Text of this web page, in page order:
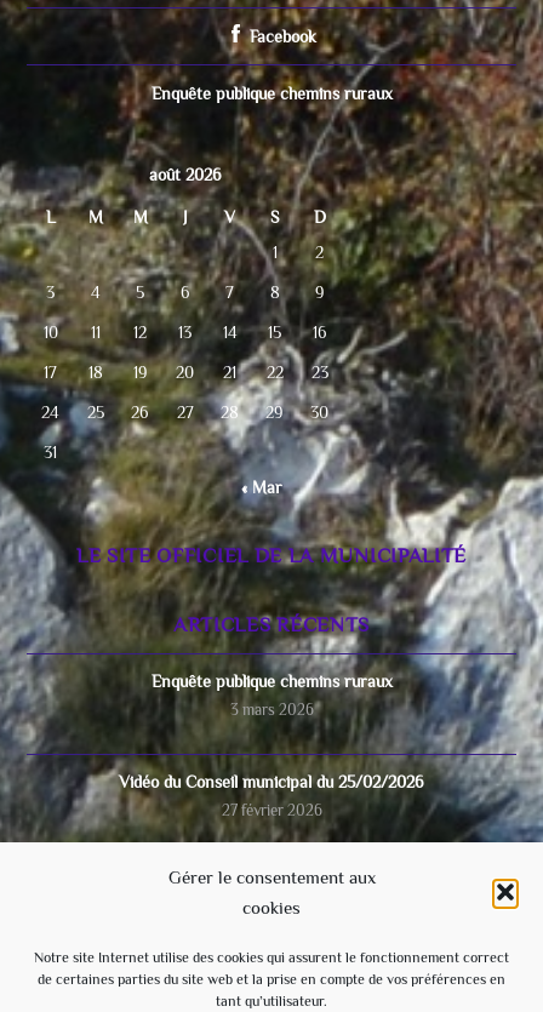
Gérer le consentement aux
cookies
Notre site Internet utilise des cookies qui assurent le fonctionnement correct
de certaines parties du site web et la prise en compte de vos préférences en
tant qu’utilisateur.
Facebook
Enquête publique chemins ruraux
août 2026
L M M J V S
D
1
2
3 4 5 6 7 8 9
10 11 12 13 14 15 16
17 18 19 20 21 22 23
24 25 26 27 28 29 30
31
« Mar
LE SITE OFFICIEL DE LA MUNICIPALITÉ
ARTICLES RÉCENTS
Enquête publique chemins ruraux
3 mars 2026
Vidéo du Conseil municipal du 25/02/2026
27 février 2026
COUPURE D’ELECTRICITE 17 février 2026
15 février 2026
Video du conseil municipal du 28/11/2025